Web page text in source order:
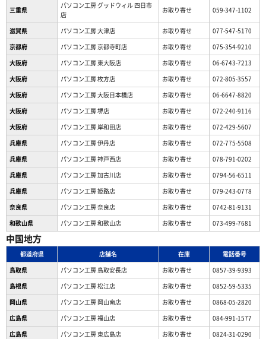
三重県
パソコン工房 グッドウィル 四日市
店
お取り寄せ 059-347-1102
滋賀県 パソコン工房 大津店 お取り寄せ
077-547-5170
京都府
パソコン工房 京都寺町店 お取り寄せ
075-354-9210
大阪府
パソコン工房 東大阪店 お取り寄せ
06-6743-7213
大阪府
パソコン工房 枚方店 お取り寄せ
072-805-3557
大阪府
パソコン工房 大阪日本橋店 お取り寄せ
06-6647-8820
大阪府
パソコン工房 堺店 お取り寄せ
072-240-9116
大阪府
パソコン工房 岸和田店 お取り寄せ
072-429-5607
兵庫県
パソコン工房 伊丹店 お取り寄せ
072-775-5508
兵庫県
パソコン工房 神戸西店 お取り寄せ
078-791-0202
兵庫県
パソコン工房 加古川店 お取り寄せ
0794-56-6511
兵庫県
パソコン工房 姫路店 お取り寄せ
079-243-0778
奈良県
パソコン工房 奈良店 お取り寄せ
0742-81-9131
和歌山県
パソコン工房 和歌山店 お取り寄せ 073-499-7681
中国地方
都道府県 店舗名 在庫
電話番号
鳥取県
パソコン工房 鳥取安長店 お取り寄せ
0857-39-9393
島根県
パソコン工房 松江店 お取り寄せ
0852-59-5335
岡山県
パソコン工房 岡山南店 お取り寄せ
0868-05-2820
広島県
パソコン工房 福山店 お取り寄せ
084-991-1577
広島県
パソコン工房 東広島店 お取り寄せ
0824-31-0290